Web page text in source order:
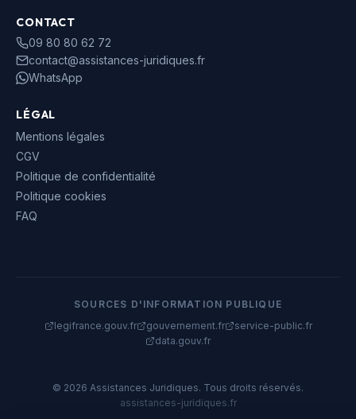
CONTACT
09 80 80 62 72
contact@assistances-juridiques.fr
WhatsApp
LÉGAL
Mentions légales
CGV
Politique de confidentialité
Politique cookies
FAQ
SOURCES D'INFORMATION PUBLIQUE
legifrance.gouv.fr
gouvernement.fr
service-public.fr
data.gouv.fr
© 2026 Assistances Juridiques. Tous droits réservés.
assistances-juridiques.fr